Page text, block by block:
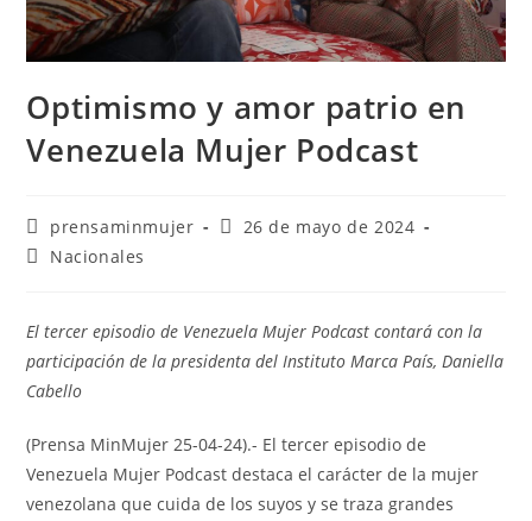
Optimismo y amor patrio en
Venezuela Mujer Podcast
prensaminmujer
26 de mayo de 2024
Nacionales
El tercer episodio de Venezuela Mujer Podcast contará con la
participación de la presidenta del Instituto Marca País, Daniella
Cabello
(Prensa MinMujer 25-04-24).- El tercer episodio de
Venezuela Mujer Podcast destaca el carácter de la mujer
venezolana que cuida de los suyos y se traza grandes